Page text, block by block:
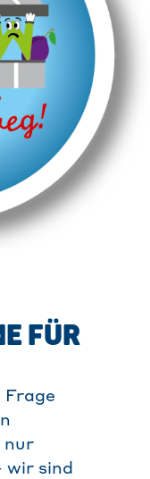
FÜR
Frage
nur
wir sind